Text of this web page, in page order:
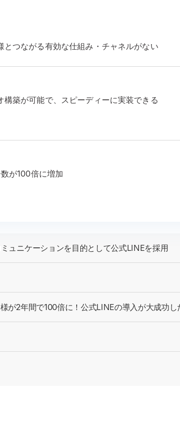
とつながる有効な仕組み・チャネルがない
構築が可能で、スピーディーに実装できる
が100倍に増加
ュニケーションを目的として公式LINEを採用
が2年間で100倍に！公式LINEの導入が大成功し